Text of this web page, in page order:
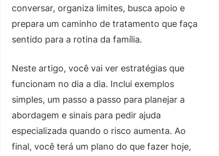
conversar, organiza limites, busca apoio e
prepara um caminho de tratamento que faça
sentido para a rotina da família.
Neste artigo, você vai ver estratégias que
funcionam no dia a dia. Inclui exemplos
simples, um passo a passo para planejar a
abordagem e sinais para pedir ajuda
especializada quando o risco aumenta. Ao
final, você terá um plano do que fazer hoje,